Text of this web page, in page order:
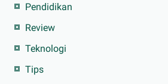
Pendidikan
Review
Teknologi
Tips